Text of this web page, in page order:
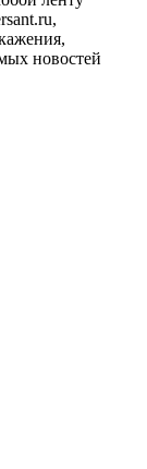
новостей